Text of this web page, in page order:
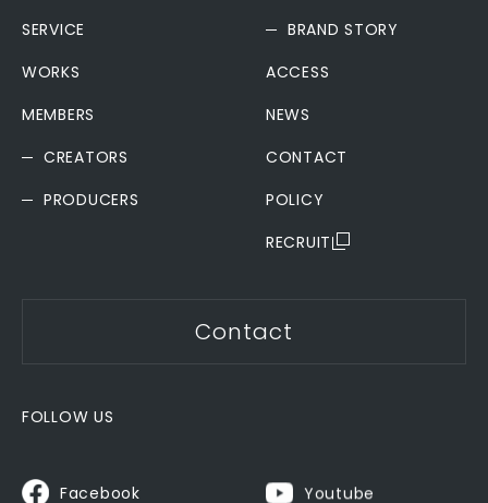
SERVICE
WORKS
MEMBERS
CREATORS
PRODUCERS
BRAND STORY
ACCESS
NEWS
CONTACT
POLICY
RECRUIT
Contact
FOLLOW US
Facebook Youtube